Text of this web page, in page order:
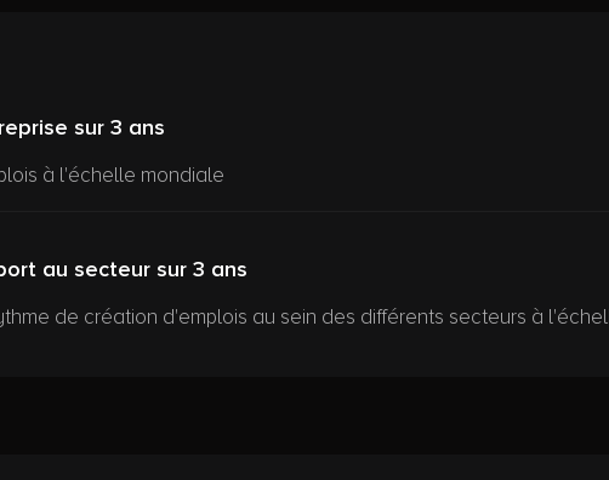
sur 3 ans
à l'échelle mondiale
au secteur sur 3 ans
de création d'emplois au sein des différents secteurs à